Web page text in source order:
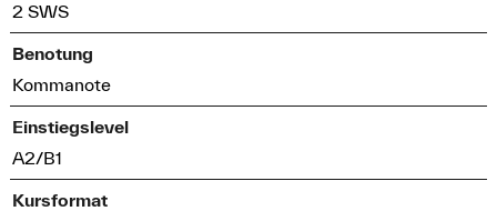
2 SWS
Benotung
Kommanote
Einstiegslevel
A2/B1
Kursformat